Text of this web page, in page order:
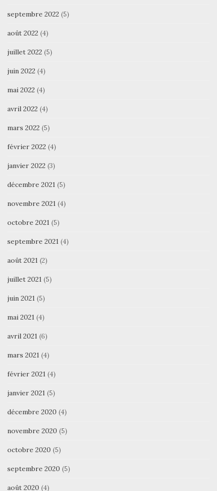
septembre 2022 (5)
août 2022 (4)
juillet 2022 (5)
juin 2022 (4)
mai 2022 (4)
avril 2022 (4)
mars 2022 (5)
février 2022 (4)
janvier 2022 (3)
décembre 2021 (5)
novembre 2021 (4)
octobre 2021 (5)
septembre 2021 (4)
août 2021 (2)
juillet 2021 (5)
juin 2021 (5)
mai 2021 (4)
avril 2021 (6)
mars 2021 (4)
février 2021 (4)
janvier 2021 (5)
décembre 2020 (4)
novembre 2020 (5)
octobre 2020 (5)
septembre 2020 (5)
août 2020 (4)